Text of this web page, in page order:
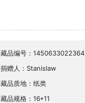
藏品编号：1450633022364
捐赠人：Stanislaw
藏品质地：纸类
藏品规格：16*11